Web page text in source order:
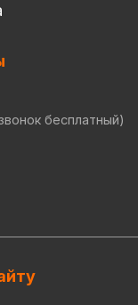
бесплатный)